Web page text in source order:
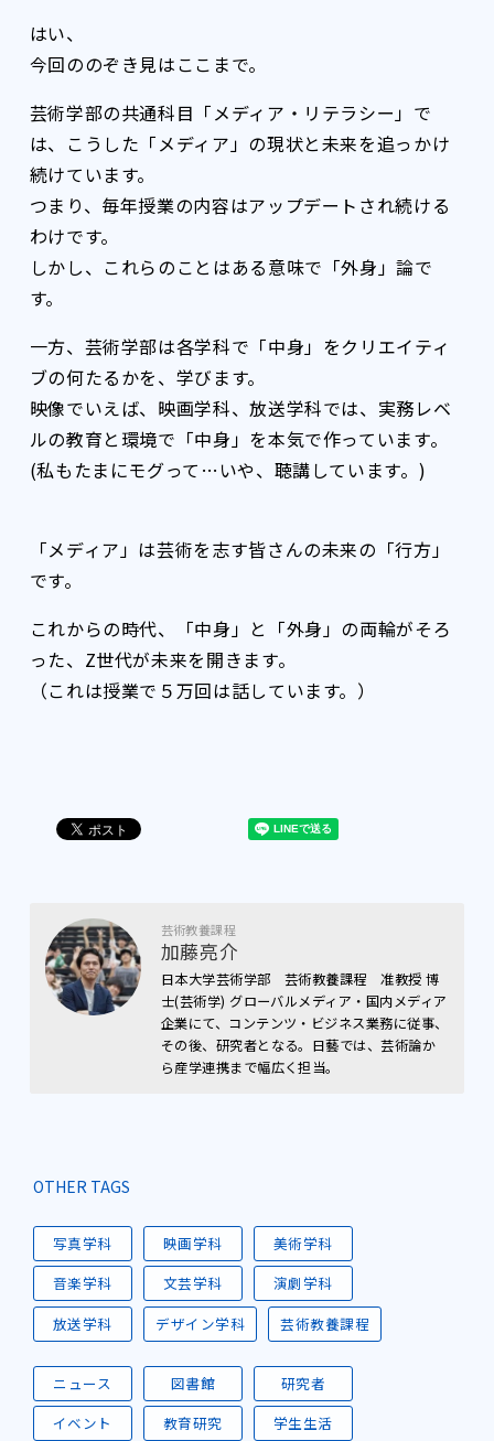
はい、
今回ののぞき見はここまで。
芸術学部の共通科目「メディア・リテラシー」で
は、こうした「メディア」の現状と未来を追っかけ
続けています。
つまり、毎年授業の内容はアップデートされ続ける
わけです。
しかし、これらのことはある意味で「外身」論で
す。
一方、芸術学部は各学科で「中身」をクリエイティ
ブの何たるかを、学びます。
映像でいえば、映画学科、放送学科では、実務レベ
ルの教育と環境で「中身」を本気で作っています。
(私もたまにモグって…いや、聴講しています。)
「メディア」は芸術を志す皆さんの未来の「行方」
です。
これからの時代、「中身」と「外身」の両輪がそろ
った、Z世代が未来を開きます。
（これは授業で５万回は話しています。）
芸術教養課程
加藤亮介
日本大学芸術学部 芸術教養課程 准教授 博
士(芸術学) グローバルメディア・国内メディア
企業にて、コンテンツ・ビジネス業務に従事、
その後、研究者となる。日藝では、芸術論か
ら産学連携まで幅広く担当。
OTHER TAGS
写真学科 映画学科
美術学科
音楽学科
文芸学科
演劇学科
放送学科
デザイン学科 芸術教養課程
ニュース 図書館
研究者
イベント
教育研究
学生生活